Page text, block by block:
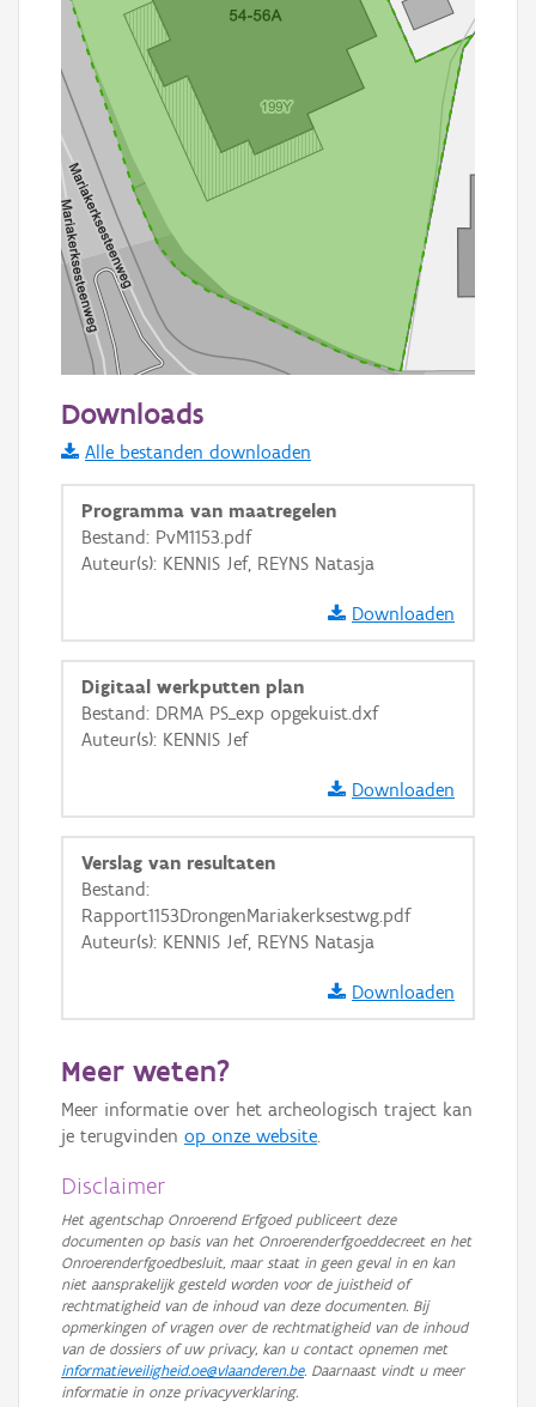
Informatie Vlaanderen
i
+ −
Basis Lagen
Ortho
GRB-Basiskaart
GRB-Basiskaart in grijswaarden
Downloads
Alle bestanden downloaden
Programma van maatregelen
Bestand: PvM1153.pdf
Auteur(s): KENNIS Jef, REYNS Natasja
Downloaden
Digitaal werkputten plan
Bestand: DRMA PS_exp opgekuist.dxf
Auteur(s): KENNIS Jef
Downloaden
Verslag van resultaten
Bestand:
Rapport1153DrongenMariakerksestwg.pdf
Auteur(s): KENNIS Jef, REYNS Natasja
Downloaden
Meer weten?
Meer informatie over het archeologisch traject kan
je terugvinden op onze website.
Disclaimer
Het agentschap Onroerend Erfgoed publiceert deze
documenten op basis van het Onroerenderfgoeddecreet en het
Onroerenderfgoedbesluit, maar staat in geen geval in en kan
niet aansprakelijk gesteld worden voor de juistheid of
rechtmatigheid van de inhoud van deze documenten. Bij
opmerkingen of vragen over de rechtmatigheid van de inhoud
van de dossiers of uw privacy, kan u contact opnemen met
informatieveiligheid.oe@vlaanderen.be. Daarnaast vindt u meer
informatie in onze privacyverklaring.